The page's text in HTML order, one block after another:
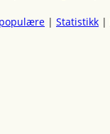
| Statistikk |